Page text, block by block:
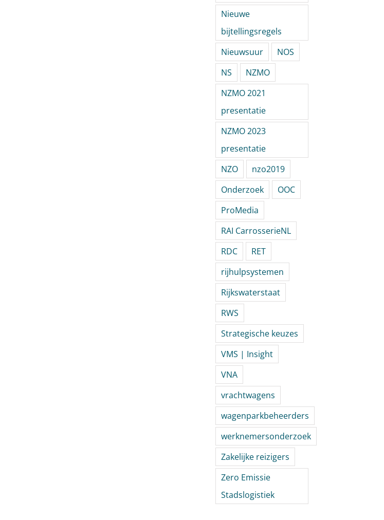
Nieuwe
bijtellingsregels
Nieuwsuur
NOS
NS
NZMO
NZMO 2021
presentatie
NZMO 2023
presentatie
NZO
nzo2019
Onderzoek
OOC
ProMedia
RAI CarrosserieNL
RDC
RET
rijhulpsystemen
Rijkswaterstaat
RWS
Strategische keuzes
VMS | Insight
VNA
vrachtwagens
wagenparkbeheerders
werknemersonderzoek
Zakelijke reizigers
Zero Emissie
Stadslogistiek